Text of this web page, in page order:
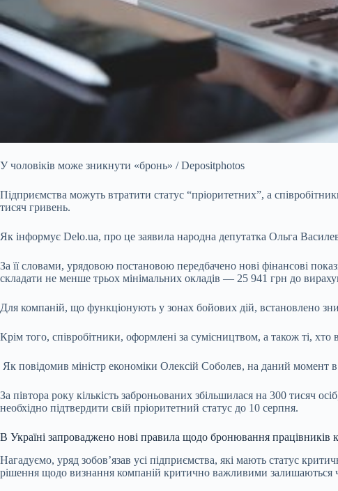
У чоловіків може зникнути «бронь» / Depositphotos
Підприємства можуть втратити статус “пріоритетних”, а
тисяч гривень.
Як інформує Delo.ua, про це заявила народна депутатка Ольга
За її словами, урядовою постановою передбачено нові фінансові
складати не менше трьох мінімальних окладів — 25 941 грн до
Для компаній, що функціонують у зонах бойових дій, встановлено
Крім того, співробітники, оформлені за сумісництвом, а також ті,
Як повідомив міністр економіки Олексій Соболев, на даний момент
За півтора року кількість заброньованих збільшилася на 300 тисяч
необхідно підтвердити свій пріоритетний статус до 10 серпня.
В Україні запроваджено нові правила щодо бронювання працівників
Нагадуємо, уряд зобов’язав усі підприємства, які мають статус
рішення щодо визнання компаній критично важливими залишаються